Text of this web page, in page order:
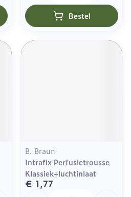
Bestel
B. Braun
Intrafix Perfusietrousse
Klassiek+luchtinlaat
€ 1,77